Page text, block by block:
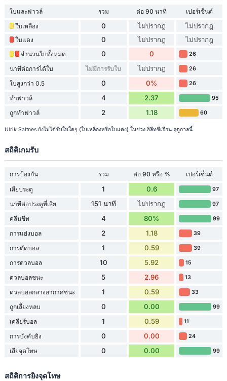
ใบและฟาวล์ รวม ต่อ 90 นาที
เปอร์เซ็นต์
ใบเหลือง
0 ไม่ปรากฎ ไม่ปรากฎ
ใบแดง 0 ไม่ปรากฎ ไม่ปรากฎ
จำนวนใบทั้งหมด 0 0 26
นาทีต่อการได้ใบ ไม่มีการรับใบ ไม่ปรากฎ 26
ใบสูงกว่า 0.5 0 0% 26
ทำฟาวล์ 4 2.37 95
ถูกทำฟาวล์ 2 1.18 60
Ulrik Saltnes ยังไม่ได้รับใบใดๆ (ใบเหลืองหรือใบแดง) ในช่วง อิลีทซีเรียน ฤดูกาลนี้
สถิติเกมรับ
การป้องกัน รวม ต่อ 90 หรือ %
เปอร์เซ็นต์
เสียประตู
1 0.6 97
นาทีต่อประตูที่เสีย 151 นาที ไม่ปรากฎ 97
คลีนชีท 4 80% 99
การแย่งบอล 2 1.18 39
การตัดบอล 1 0.59 39
การดวลบอล 10 5.92 15
ดวลบอลชนะ 5 2.96 13
ดวลบอลกลางอากาศชนะ 1 0.59 33
ถูกเลี้ยงหลบ 0 0.00 99
เคลียร์บอล 1 0.59 11
การบังคับยิง 0 0.00 24
เสียจุดโทษ 0 0.00 99
สถิติการยิงจุดโทษ